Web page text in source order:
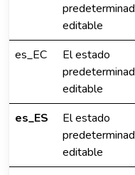
editable
es_EC
El estado
editable
es_ES
El estado
editable